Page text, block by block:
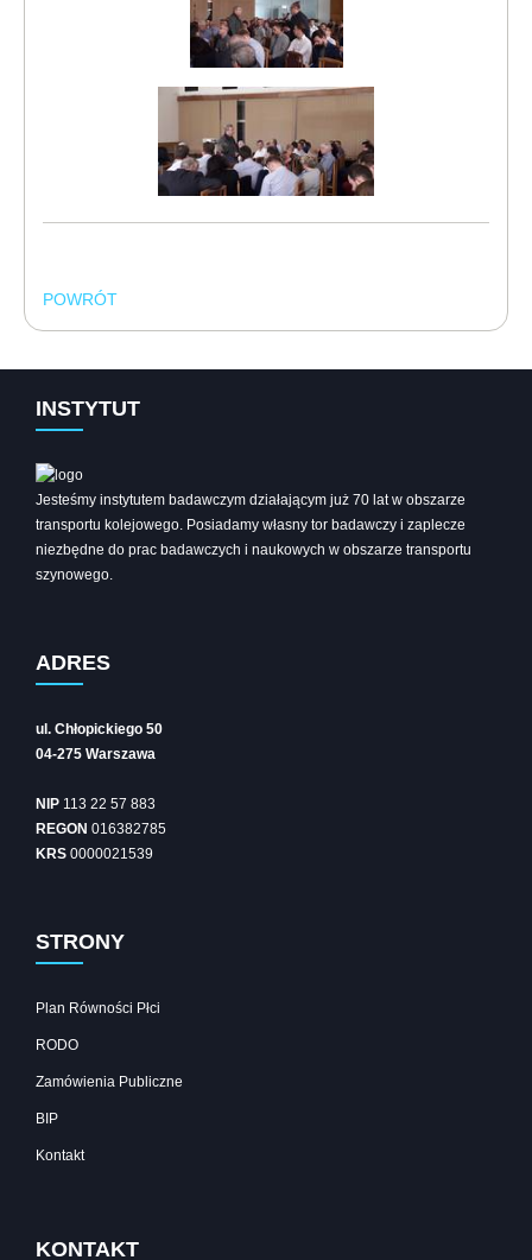
POWRÓT
INSTYTUT
Jesteśmy instytutem badawczym działającym już 70 lat w obszarze
transportu kolejowego. Posiadamy własny tor badawczy i zaplecze
niezbędne do prac badawczych i naukowych w obszarze transportu
szynowego.
ADRES
ul. Chłopickiego 50
04-275 Warszawa
NIP 113 22 57 883
REGON 016382785
KRS 0000021539
STRONY
Plan Równości Płci
RODO
Zamówienia Publiczne
BIP
Kontakt
KONTAKT